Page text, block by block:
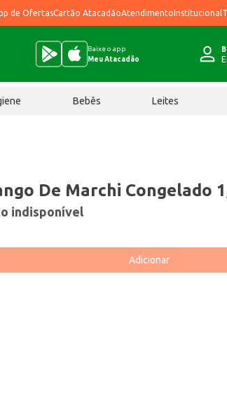
de OfertasCartão AtacadãoAtendimentoInstitucional
Baixe o app
Meu Atacadão
Bebês Leites
De Marchi Congelado
indisponível
Adicionar